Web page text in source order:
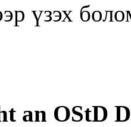
үзэх
an OStD